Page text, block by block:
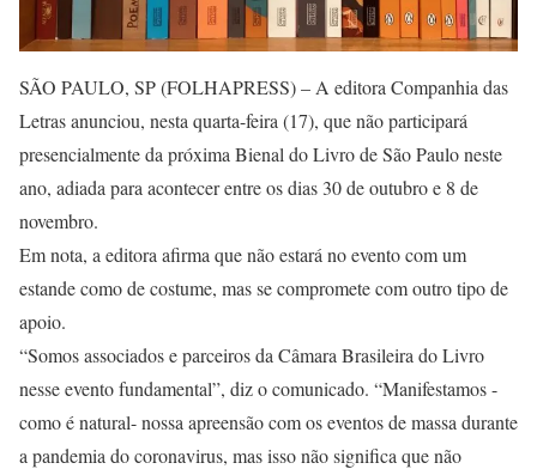
SÃO PAULO, SP (FOLHAPRESS) – A editora Companhia das
Letras anunciou, nesta quarta-feira (17), que não participará
presencialmente da próxima Bienal do Livro de São Paulo neste
ano, adiada para acontecer entre os dias 30 de outubro e 8 de
novembro.
Em nota, a editora afirma que não estará no evento com um
estande como de costume, mas se compromete com outro tipo de
apoio.
“Somos associados e parceiros da Câmara Brasileira do Livro
nesse evento fundamental”, diz o comunicado. “Manifestamos -
como é natural- nossa apreensão com os eventos de massa durante
a pandemia do coronavirus, mas isso não significa que não